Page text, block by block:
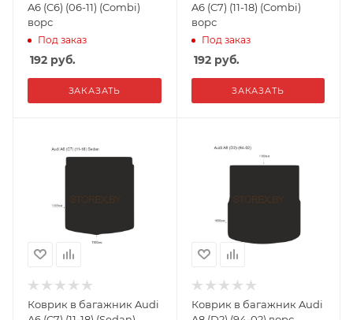
A6 (C6) (06-11) (Combi)
ворс
Под заказ
192 руб.
ЗАКАЗАТЬ
A6 (C7) (11-18) (Combi)
ворс
Под заказ
192руб.
ЗАКАЗАТЬ
Коврик в багажник Audi
Коврик в багажник Audi